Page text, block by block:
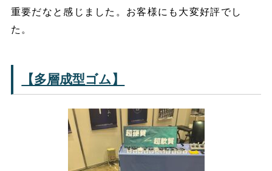
重要だなと感じました。お客様にも大変好評でし
た。
【多層成型ゴム】